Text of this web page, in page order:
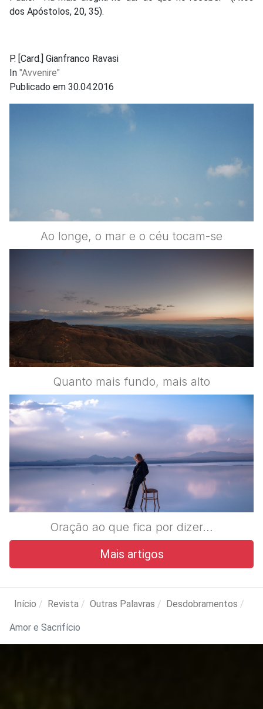
dos Apóstolos, 20, 35).
P. [Card.] Gianfranco Ravasi
In "Avvenire"
Publicado em 30.04.2016
Ao longe, o mar e o céu tocam-se
Quanto mais fundo, mais alto
Oração ao que fica por dizer…
Mais artigos
Início Revista Outras Palavras Desdobramentos
Amor e Sacrifício